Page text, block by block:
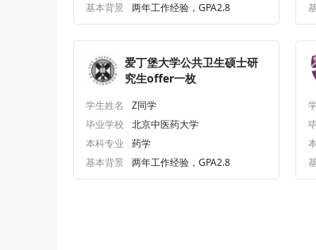
基本背景
两年工作经验，GPA2.8
爱丁堡大学公共卫生硕士研
究生offer一枚
学生姓名
Z同学
毕业学校
北京中医药大学
本科专业
药学
基本背景
两年工作经验，GPA2.8